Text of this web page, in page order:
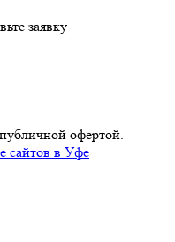
заявку
офертой.
сайтов в Уфе